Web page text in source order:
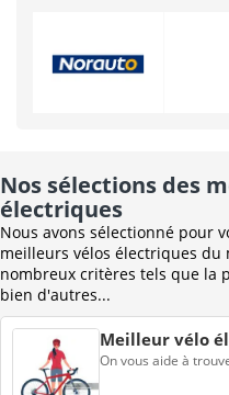
Nos sélections des
électriques
Nous avons sélectionné pour
meilleurs vélos électriques du
nombreux critères tels que la
bien d'autres...
Meilleur vélo
On vous aide à